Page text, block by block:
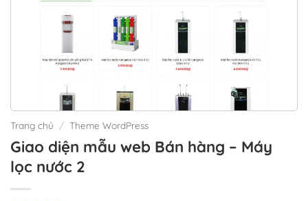
Trang chủ / Theme WordPress
Giao diện mẫu web Bán hàng – Máy
lọc nước 2